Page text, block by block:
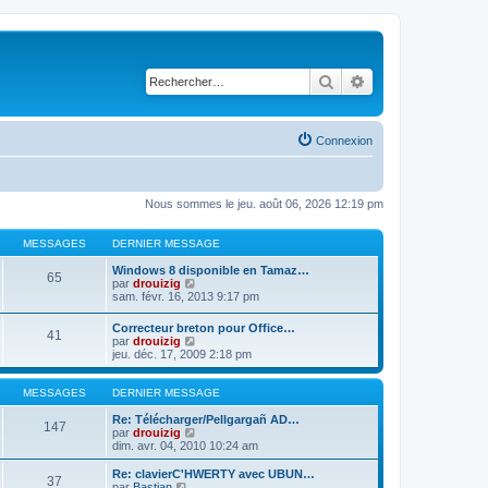
Rechercher
Connexion
Nous sommes le jeu. août 06, 2026 12:19 pm
MESSAGES DERNIER MESSAGE
65
Windows 8 disponible en Tamaz…
par drouizig
o
u
l
t
e
r
l
d
e
r
n
i
sam. févr. 16, 2013 9:17 pm
41
Correcteur breton pour Office…
par drouizig
o
n
s
u
l
t
r
l
e
jeu. déc. 17, 2009 2:18 pm
MESSAGES DERNIER MESSAGE
147
Re: Télécharger/Pellgargañ AD…
par drouizig
o
n
s
dim. avr. 04, 2010 10:24 am
37
Re: clavierC'HWERTY avec UBUN…